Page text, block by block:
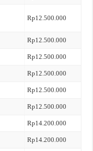
Rp12.500.000
Rp12.500.000
Rp12.500.000
Rp12.500.000
Rp12.500.000
Rp12.500.000
Rp14.200.000
Rp14.200.000